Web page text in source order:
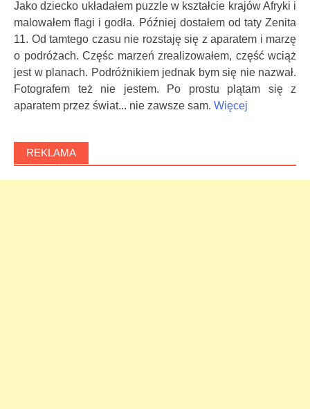
Jako dziecko układałem puzzle w kształcie krajów Afryki i
malowałem flagi i godła. Później dostałem od taty Zenita
11. Od tamtego czasu nie rozstaję się z aparatem i marzę
o podróżach. Częśc marzeń zrealizowałem, część wciąż
jest w planach. Podróżnikiem jednak bym się nie nazwał.
Fotografem też nie jestem. Po prostu plątam się z
aparatem przez świat... nie zawsze sam. Więcej
REKLAMA